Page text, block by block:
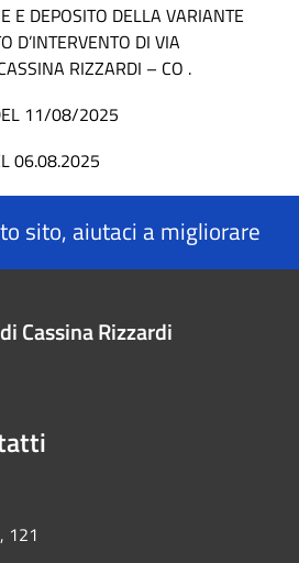
E DEPOSITO DELLA VARIANTE
D’INTERVENTO DI VIA
RIZZARDI – CO .
11/08/2025
06.08.2025
sito, aiutaci a migliorare
Cassina Rizzardi
121